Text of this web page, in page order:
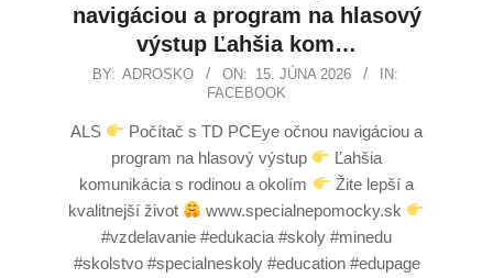
navigáciou a program na hlasový
výstup Ľahšia kom…
BY: ADROSKO ON: 15. JÚNA 2026
IN:
FACEBOOK
ALS
Počítač s TD PCEye očnou navigáciou a
program na hlasový výstup
Ľahšia
komunikácia s rodinou a okolím
Žite lepší a
kvalitnejší život
www.specialnepomocky.sk
#vzdelavanie #edukacia #skoly #minedu
#skolstvo #specialneskoly #education #edupage